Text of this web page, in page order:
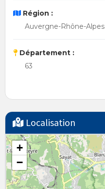
Région :
Auvergne-Rhône-Alpes
Département :
63
Localisation
+
−